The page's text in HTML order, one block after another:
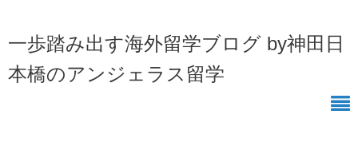
一歩踏み出す海外留学ブログ by神田日
本橋のアンジェラス留学